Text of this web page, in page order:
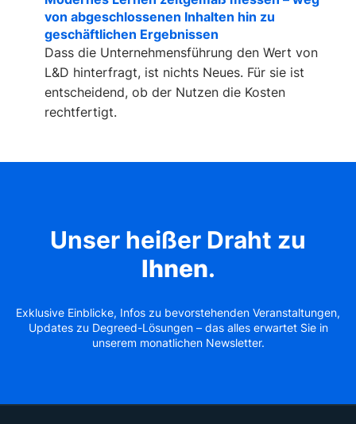
von abgeschlossenen Inhalten hin zu
geschäftlichen Ergebnissen
Dass die Unternehmensführung den Wert von
L&D hinterfragt, ist nichts Neues. Für sie ist
entscheidend, ob der Nutzen die Kosten
rechtfertigt.
Unser heißer Draht zu
Ihnen.
Exklusive Einblicke, Infos zu bevorstehenden Veranstaltungen,
Updates zu Degreed-Lösungen – das alles erwartet Sie in
unserem monatlichen Newsletter.